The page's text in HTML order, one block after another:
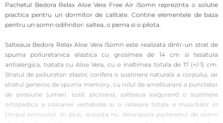
Pachetul Bedora Relax Aloe Vera Free Air iSomn reprezinta o solutie
practica pentru un dormitor de calitate. Contine elementele de baza
pentru un somn odihnitor: saltea, o perna si o pilota.
Salteaua Bedora Relax Aloe Vera iSomn este realizata dintr-un strat de
spuma poliuretanica elastica cu grosimea de 14 cm si tesatura
antialergica, tratata cu Aloe Vera, cu o inaltimea totala de 17 (+/-1) cm.
Stratul de poliuretan elastic confera o sustinere naturala a corpului, iar
stratul generos de spuma memory, cu rolul de amelioarare a punctelor
de presiune (umeri, sold, picioare), salteaua asigurand o sustinere
ortopedica a coloanei vertebrale si o relaxare totala a muschilor in
timpul somnului. In plus, aceasta nu deranjeaza partenerul de somn